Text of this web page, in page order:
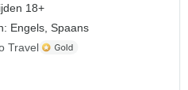
18+
Engels, Spaans
Travel